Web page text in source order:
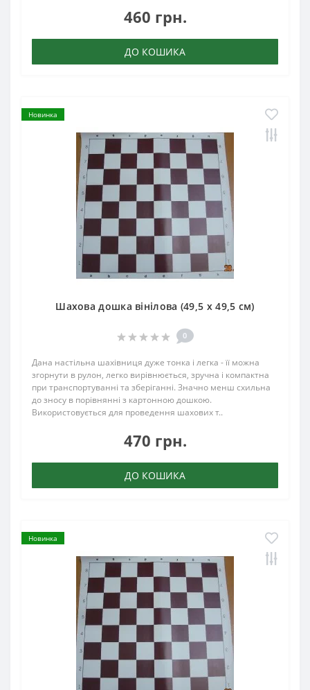
460 грн.
ДО КОШИКА
Новинка
Шахова дошка вінілова (49,5 х 49,5 см)
0
Дана настільна шахівниця дуже тонка і легка - її можна
згорнути в рулон, легко вирівнюється, зручна і компактна
при транспортуванні та зберіганні. Значно менш схильна
до зносу в порівнянні з картонною дошкою.
Використовується для проведення шахових т..
470 грн.
ДО КОШИКА
Новинка